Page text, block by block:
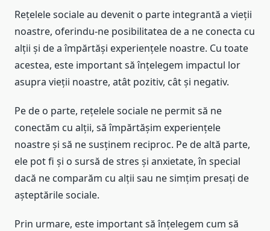
Rețelele sociale au devenit o parte integrantă a vieții
noastre, oferindu-ne posibilitatea de a ne conecta cu
alții și de a împărtăși experiențele noastre. Cu toate
acestea, este important să înțelegem impactul lor
asupra vieții noastre, atât pozitiv, cât și negativ.
Pe de o parte, rețelele sociale ne permit să ne
conectăm cu alții, să împărtășim experiențele
noastre și să ne susținem reciproc. Pe de altă parte,
ele pot fi și o sursă de stres și anxietate, în special
dacă ne comparăm cu alții sau ne simțim presați de
așteptările sociale.
Prin urmare, este important să înțelegem cum să